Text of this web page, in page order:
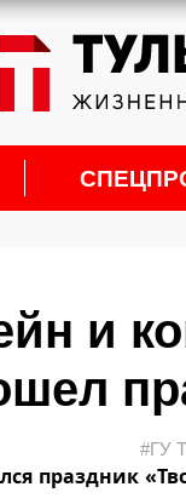
и
#ГУ
праздник